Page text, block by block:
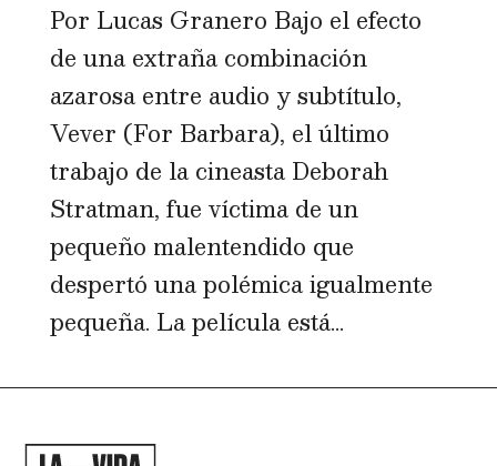
Por Lucas Granero Bajo el efecto
de una extraña combinación
azarosa entre audio y subtítulo,
Vever (For Barbara), el último
trabajo de la cineasta Deborah
Stratman, fue víctima de un
pequeño malentendido que
despertó una polémica igualmente
pequeña. La película está...